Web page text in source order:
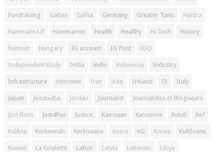
Fundraising Gabes Gafsa Germany Greater Tunis Haidra
Hammam-Lif Hammamet Health Healthy Hi-Tech History
humour Hungary IG account IG Post IGO
Independent Body India indiv Indonesia Industry
Infrastructure interview Iran Iraq Ireland IS Italy
Japan Jendouba Jordan Journalist Journalistes et Blogueurs
Just Born Just4Fun Justice Kairouan Kasserine Kebili Kef
Kelibia Kerkennah Kerkouane Kesra KG Korea KultScene
Kuwait La Goulette Labor Latvia Lebanon Libya